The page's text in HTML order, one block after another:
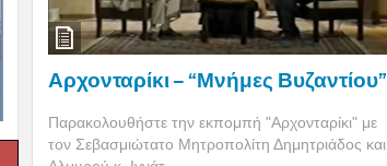
Αρχονταρίκι – “Μνήμες Βυζαντίου”
Παρακολουθήστε την εκπομπή "Αρχονταρίκι" με
τον Σεβασμιώτατο Μητροπολίτη Δημητριάδος και